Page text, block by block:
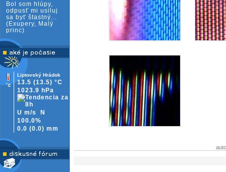
Bol som hlúpy,
odpusť mi usiluj
sa byť štastný...
(Exupery, Malý
princ)
Liptovský Hrádok
13.5 (13.5) °C
1023.9 hPa
U m/s
N
100.0%
0.0 (0.0) mm